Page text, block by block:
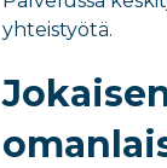
yhteistyötä.